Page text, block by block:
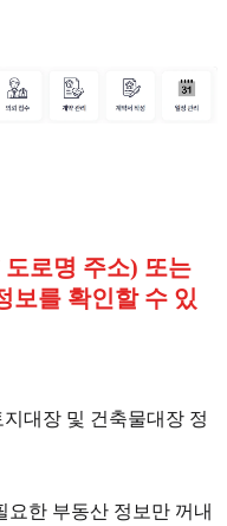
로명 주소) 또는
보를 확인할 수 있
대장 및 건축물대장 정
요한 부동산 정보만 꺼내